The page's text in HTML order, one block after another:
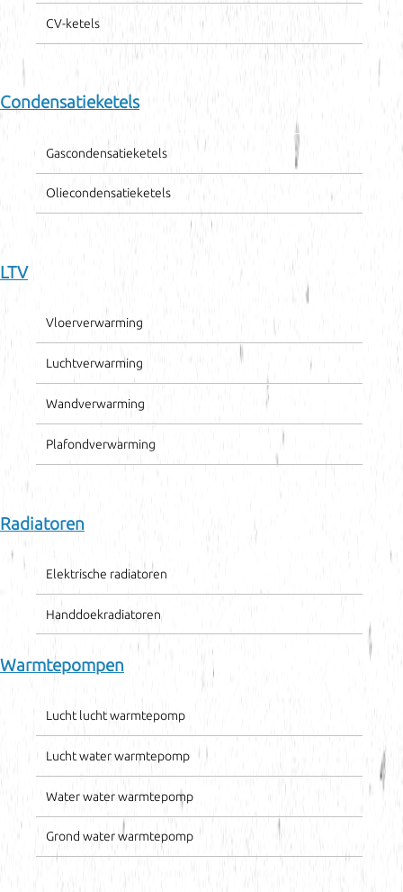
CV-ketels
Condensatieketels
Gascondensatieketels
Oliecondensatieketels
LTV
Vloerverwarming
Luchtverwarming
Wandverwarming
Plafondverwarming
Radiatoren
Elektrische radiatoren
Handdoekradiatoren
Warmtepompen
Lucht lucht warmtepomp
Lucht water warmtepomp
Water water warmtepomp
Grond water warmtepomp